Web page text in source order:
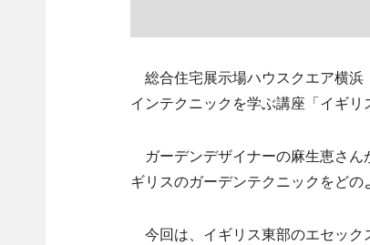
総合住宅展示場ハウスクエア横浜
インテクニックを学ぶ講座「イギリ
ガーデンデザイナーの麻生恵さん
ギリスのガーデンテクニックをどの
今回は、イギリス東部のエセッ